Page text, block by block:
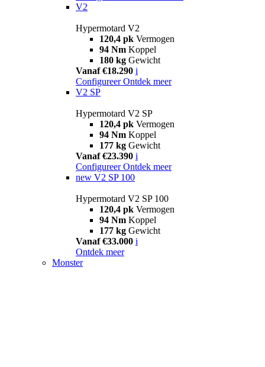
V2
Hypermotard V2
120,4 pk Vermogen
94 Nm Koppel
180 kg Gewicht
Vanaf €18.290 i
Configureer Ontdek meer
V2 SP
Hypermotard V2 SP
120,4 pk Vermogen
94 Nm Koppel
177 kg Gewicht
Vanaf €23.390 i
Configureer Ontdek meer
new V2 SP 100
Hypermotard V2 SP 100
120,4 pk Vermogen
94 Nm Koppel
177 kg Gewicht
Vanaf €33.000 i
Ontdek meer
Monster